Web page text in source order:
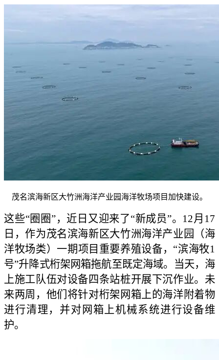
茂名滨海新区大竹洲海洋产业园海洋牧场项目加快建设。
这些“圈圈”，近日又迎来了“新成员”。12月17
日，作为茂名滨海新区大竹洲海洋产业园（海
洋牧场类）一期项目重要养殖设备，“滨海牧1
号”升降式桁架网箱拖航至既定海域。当天，海
上施工队伍对设备四条站桩开展下沉作业。未
来两周，他们将针对桁架网箱上的海洋附着物
进行清理，并对网箱上机械系统进行设备维
护。